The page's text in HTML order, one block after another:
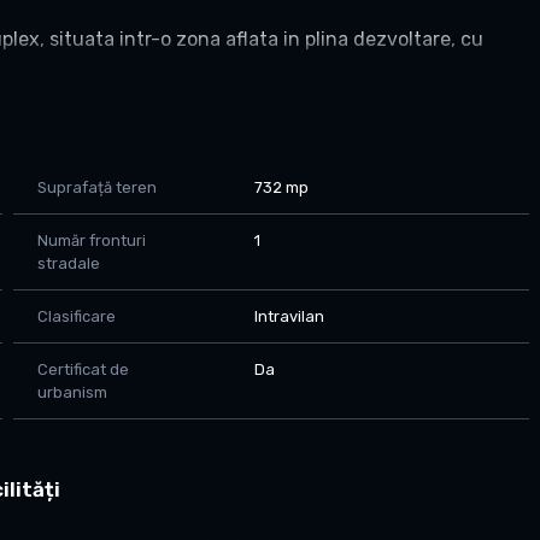
situata intr-o zona aflata in plina dezvoltare, cu
Suprafață teren 732 mp
Număr fronturi
stradale
1
Clasificare Intravilan
Certificat de
urbanism
Da